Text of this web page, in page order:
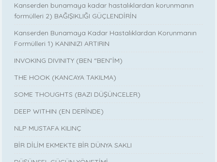
Kanserden bunamaya kadar hastalıklardan korunmanın
formülleri 2) BAĞIŞIKLIĞI GÜÇLENDİRİN
Kanserden Bunamaya Kadar Hastalıklardan Korunmanın
Formülleri 1) KANINIZI ARTIRIN
INVOKING DIVINITY (BEN “BEN”İM)
THE HOOK (KANCAYA TAKILMA)
SOME THOUGHTS (BAZI DÜŞÜNCELER)
DEEP WITHIN (EN DERİNDE)
NLP MUSTAFA KILINÇ
BİR DİLİM EKMEKTE BİR DÜNYA SAKLI